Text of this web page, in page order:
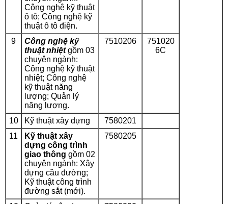
Công nghệ kỹ thuật
ô tô; Công nghệ kỹ
thuật ô tô điện.
9
Công nghệ kỹ
thuật nhiệtgồm 03
chuyên ngành:
Công nghệ kỹ thuật
nhiệt; Công nghệ
kỹ thuật năng
lượng; Quản lý
năng lượng.
7510206
751020
6C
10 Kỹ thuật xây dựng
7580201
11
Kỹ thuật xây
dựng công trình
giao thông gồm 02
chuyên ngành: Xây
dựng cầu đường;
Kỹ thuật công trình
đường sắt (mới).
7580205